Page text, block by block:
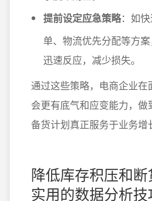
提前设定应急策略：如
单、物流优先分配等方
迅速反应，减少损失。
通过这些策略，电商企业在
会更有底气和应变能力，做
备货计划真正服务于业务增
降低库存积压和
实用的数据分析技